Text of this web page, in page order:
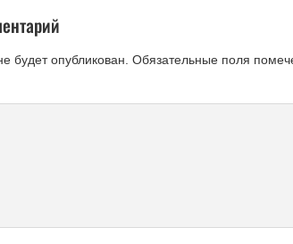
будет опубликован. Обязательные поля